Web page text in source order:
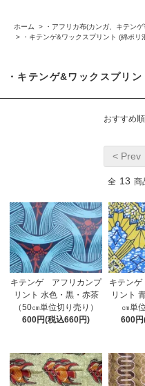
ホーム >
・アフリカ布(カンガ、キテンゲ
>
・キテンゲ&ワックスプリント (綿ポリ
・キテンゲ&ワックスプリ
おすすめ順
< Prev
全 13 商
キテンゲ アフリカンプ
リント 水色・黒・赤茶
（50㎝単位切り売り）
600円(税込660円)
キテン
リント
㎝単
600